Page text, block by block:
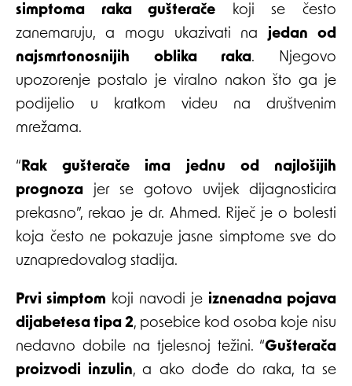
simptoma raka gušterače koji se često
zanemaruju, a mogu ukazivati najedan od
najsmrtonosnijih oblika raka. Njegovo
upozorenje postalo je viralno nakon što ga je
podijelio u kratkom videu na društvenim
mrežama.
“Rak gušterače ima jednu od najlošijih
prognoza jer se gotovo uvijek dijagnosticira
prekasno”, rekao je dr. Ahmed. Riječ je o bolesti
koja često ne pokazuje jasne simptome sve do
uznapredovalog stadija.
Prvi simptom koji navodi je iznenadna pojava
dijabetesa tipa 2, posebice kod osoba koje nisu
nedavno dobile na tjelesnoj težini. “Gušterača
proizvodi inzulin, a ako dođe do raka, ta se